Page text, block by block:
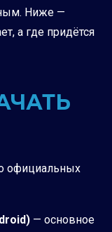
Ниже —
а где придётся
официальных
— основное